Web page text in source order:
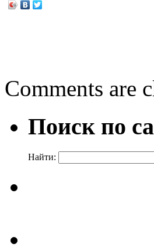
Comments are
Поиск по
Найти: